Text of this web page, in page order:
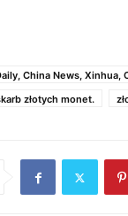
China News, Xinhua,
złotych monet.